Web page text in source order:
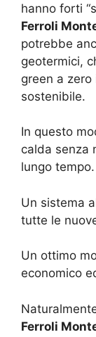
hanno forti
Ferroli
potrebbe
geotermici,
green a
sostenibile.
In questo
calda senza
lungo tempo.
Un sistema
tutte le
Un ottimo
economico
Ferroli